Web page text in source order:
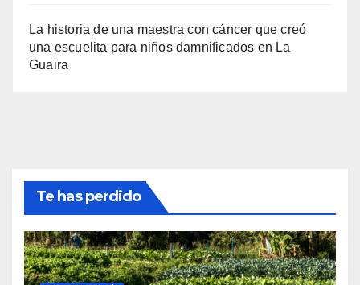
La historia de una maestra con cáncer que creó
una escuelita para niños damnificados en La
Guaira
Te has perdido